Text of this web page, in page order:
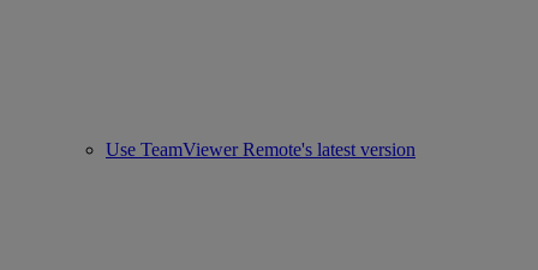
Use TeamViewer Remote's latest version